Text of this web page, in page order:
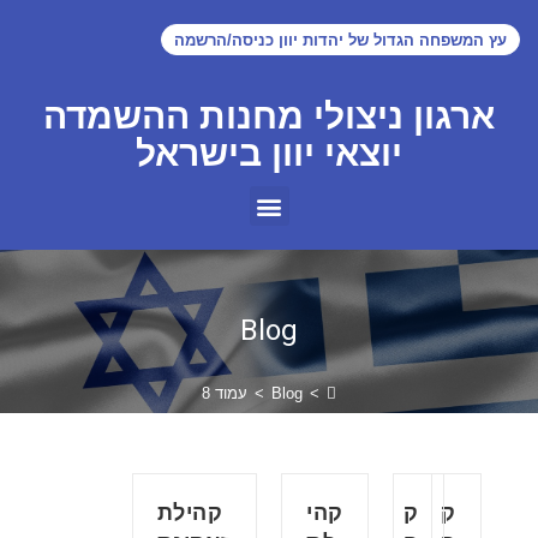
עץ המשפחה הגדול של יהדות יוון כניסה/הרשמה
ארגון ניצולי מחנות ההשמדה
יוצאי יוון בישראל
Blog
>
Blog
> עמוד 8
ק
ק
קהי
קהילת